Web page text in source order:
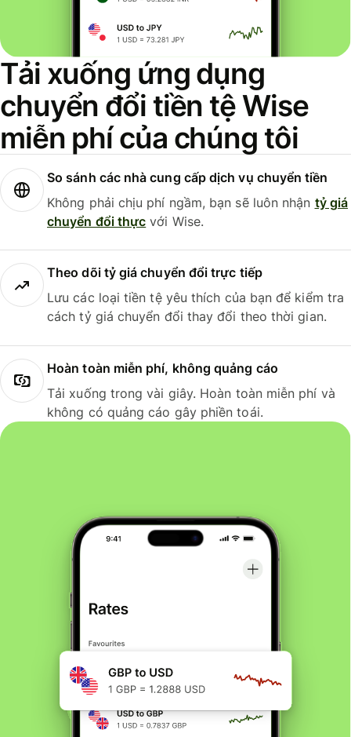
Tải xuống ứng dụng
chuyển đổi tiền tệ Wise
miễn phí của chúng tôi
So sánh các nhà cung cấp dịch vụ chuyển tiền
Không phải chịu phí ngầm, bạn sẽ luôn nhận tỷ giá
chuyển đổi thực với Wise.
Theo dõi tỷ giá chuyển đổi trực tiếp
Lưu các loại tiền tệ yêu thích của bạn để kiểm tra
cách tỷ giá chuyển đổi thay đổi theo thời gian.
Hoàn toàn miễn phí, không quảng cáo
Tải xuống trong vài giây. Hoàn toàn miễn phí và
không có quảng cáo gây phiền toái.